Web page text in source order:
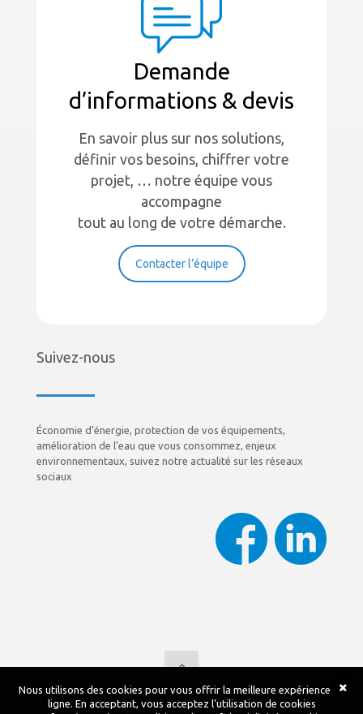
Demande
d’informations & devis
En savoir plus sur nos solutions,
définir vos besoins, chiffrer votre
projet, … notre équipe vous
accompagne
tout au long de votre démarche.
Contacter l’équipe
Suivez-nous
Économie d’énergie, protection de vos équipements,
amélioration de l’eau que vous consommez, enjeux
environnementaux, suivez notre actualité sur les réseaux
sociaux
©Copyright 2017 FONTAIGUE | All Rights Reserved |
Nous utilisons des cookies pour vous offrir la meilleure expérience en
ligne. En acceptant, vous acceptez l'utilisation de cookies